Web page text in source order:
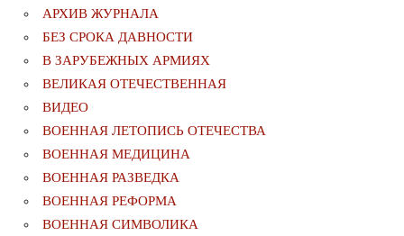
АРХИВ ЖУРНАЛА
БЕЗ СРОКА ДАВНОСТИ
В ЗАРУБЕЖНЫХ АРМИЯХ
ВЕЛИКАЯ ОТЕЧЕСТВЕННАЯ
ВИДЕО
ВОЕННАЯ ЛЕТОПИСЬ ОТЕЧЕСТВА
ВОЕННАЯ МЕДИЦИНА
ВОЕННАЯ РАЗВЕДКА
ВОЕННАЯ РЕФОРМА
ВОЕННАЯ СИМВОЛИКА